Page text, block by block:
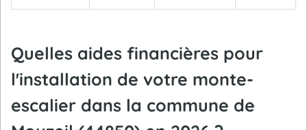
Quelles aides financières pour
l'installation de votre monte-
escalier dans la commune de